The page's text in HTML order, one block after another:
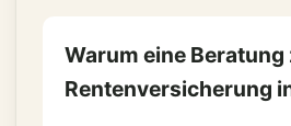
Warum eine Beratung
Rentenversicherung